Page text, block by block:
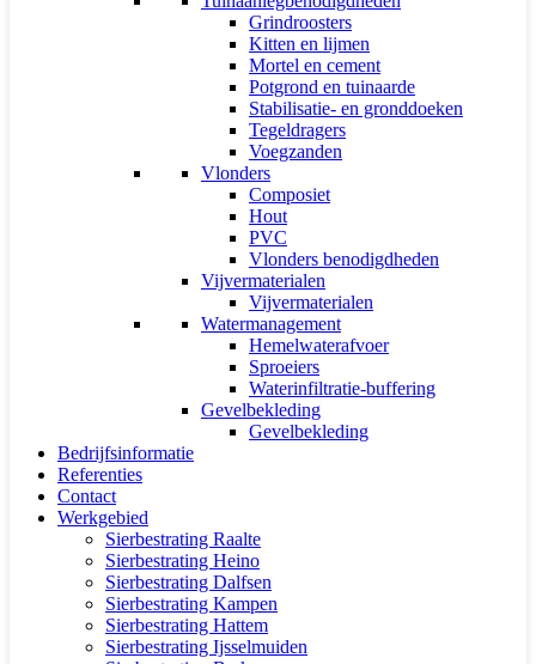
Grindroosters
Kitten en lijmen
Mortel en cement
Potgrond en tuinaarde
Stabilisatie- en gronddoeken
Tegeldragers
Voegzanden
Vlonders
Composiet
Hout
PVC
Vlonders benodigdheden
Vijvermaterialen
Vijvermaterialen
Watermanagement
Hemelwaterafvoer
Sproeiers
Waterinfiltratie-buffering
Gevelbekleding
Gevelbekleding
Bedrijfsinformatie
Referenties
Contact
Werkgebied
Sierbestrating Raalte
Sierbestrating Heino
Sierbestrating Dalfsen
Sierbestrating Kampen
Sierbestrating Hattem
Sierbestrating Ijsselmuiden